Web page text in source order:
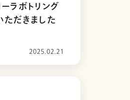
ラボトリング
だきました
2025.02.21